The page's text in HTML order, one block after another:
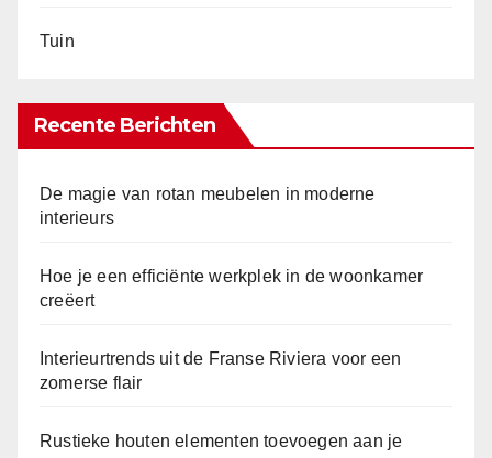
Tuin
Recente Berichten
De magie van rotan meubelen in moderne
interieurs
Hoe je een efficiënte werkplek in de woonkamer
creëert
Interieurtrends uit de Franse Riviera voor een
zomerse flair
Rustieke houten elementen toevoegen aan je